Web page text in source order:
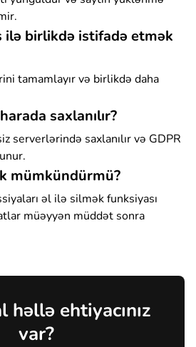
ilə birlikdə istifadə etmək
tamamlayır və birlikdə daha
saxlanılır?
serverlərində saxlanılır və GDPR
mümkündürmü?
əl ilə silmək funksiyası
müəyyən müddət sonra
həllə ehtiyacınız
var?